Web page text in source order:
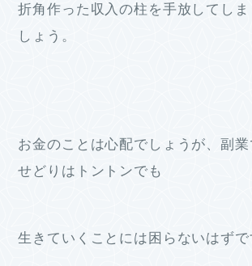
折角作った収入の柱を手放してし
しょう。
お金のことは心配でしょうが、副
せどりはトントンでも
生きていくことには困らないはずで